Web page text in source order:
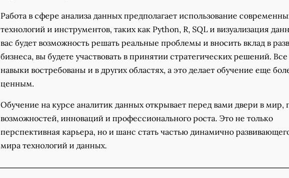
Работа в сфере анализа данных предполагает использование
технологий и инструментов, таких как Python, R, SQL и визуализация
вас будет возможность решать реальные проблемы и вносить вклад в
бизнеса, вы будете участвовать в принятии стратегических решений.
навыки востребованы и в других областях, а это делает обучение еще
ценным.
Обучение на курсе аналитик данных открывает перед вами двери в мир,
возможностей, инноваций и профессионального роста. Это не только
перспективная карьера, но и шанс стать частью динамично
мира технологий и данных.